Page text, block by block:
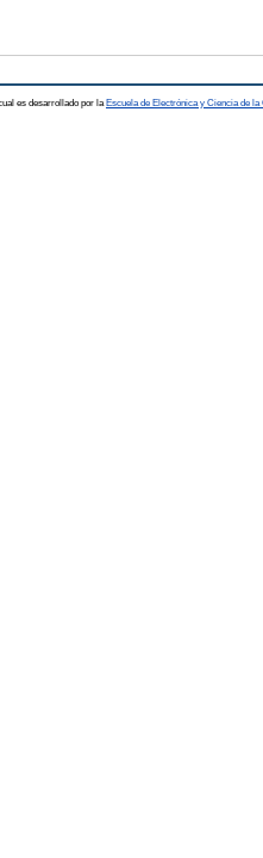
es desarrollado por la Escuela de Electrónica y Ciencia de la